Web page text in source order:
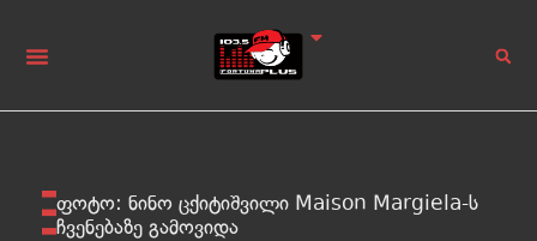
ფოტო: ნინო ცქიტიშვილი Maison Margiela-ს
ჩვენებაზე გამოვიდა